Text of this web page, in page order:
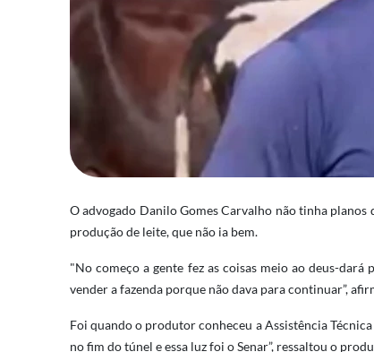
O advogado Danilo Gomes Carvalho não tinha
produção de leite, que não ia bem.
"No começo a gente fez as coisas meio ao deus-
vender a fazenda porque não dava para continuar”,
Foi quando o produtor conheceu a Assistência
no fim do túnel e essa luz foi o Senar”, ressaltou o